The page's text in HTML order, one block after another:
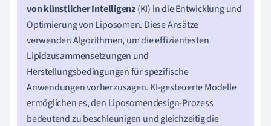
von künstlicher Intelligenz(KI) in die Entwicklung und
Optimierung von Liposomen. Diese Ansätze
verwenden Algorithmen, um die effizientesten
Lipidzusammensetzungen und
Herstellungsbedingungen für spezifische
Anwendungen vorherzusagen. KI-gesteuerte Modelle
ermöglichen es, den Liposomendesign-Prozess
bedeutend zu beschleunigen und gleichzeitig die